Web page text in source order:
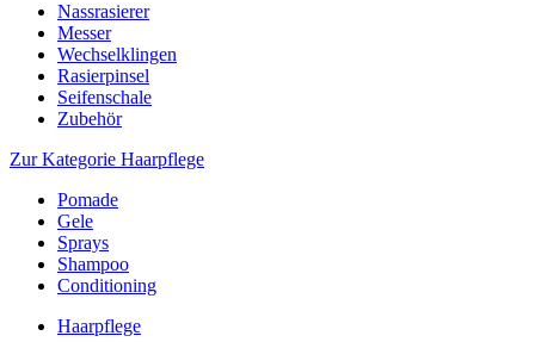
Nassrasierer
Messer
Wechselklingen
Rasierpinsel
Seifenschale
Zubehör
Zur Kategorie Haarpflege
Pomade
Gele
Sprays
Shampoo
Conditioning
Haarpflege